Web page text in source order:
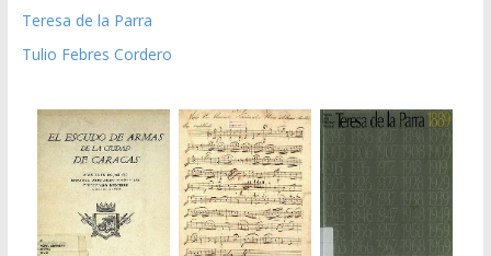
Teresa de la Parra
Tulio Febres Cordero